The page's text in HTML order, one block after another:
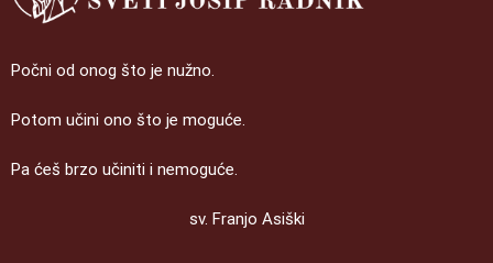
Počni od onog što je nužno.
Potom učini ono što je moguće.
Pa ćeš brzo učiniti i nemoguće.
sv. Franjo Asiški